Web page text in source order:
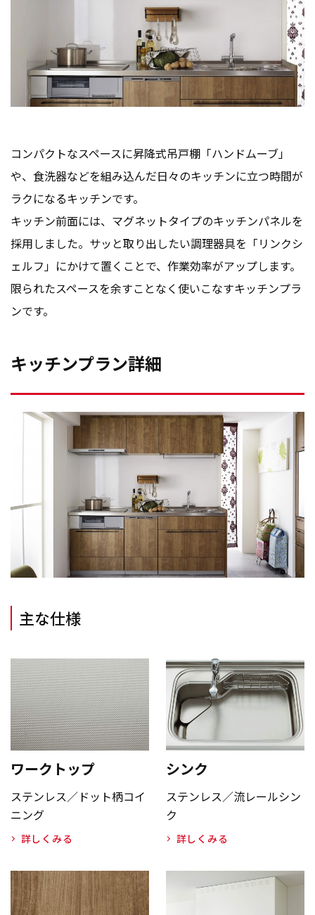
コンパクトなスペースに昇降式吊戸棚「ハンドムーブ」
や、食洗器などを組み込んだ日々のキッチンに立つ時間が
ラクになるキッチンです。
キッチン前面には、マグネットタイプのキッチンパネルを
採用しました。サッと取り出したい調理器具を「リンクシ
ェルフ」にかけて置くことで、作業効率がアップします。
限られたスペースを余すことなく使いこなすキッチンプラ
ンです。
キッチンプラン詳細
主な仕様
ワークトップ
ステンレス／ドット柄コイ
ニング
詳しくみる
シンク
ステンレス／流レールシン
ク
詳しくみる